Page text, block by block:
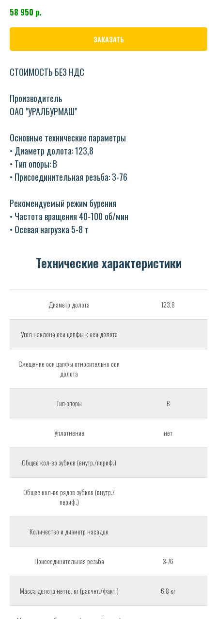
58 950 р.
ЗАКАЗАТЬ
СТОИМОСТЬ БЕЗ НДС
Производитель
ОАО "УРАЛБУРМАШ"
Основные технические параметры
• Диаметр долота: 123,8
• Тип опоры: В
• Присоединительная резьба: З-76
Рекомендуемый режим бурения
• Частота вращения 40-100 об/мин
• Осевая нагрузка 5-8 т
Технические характеристики
Диаметр долота 123,8
Угол наклона оси цапфы к оси долота
Смещение оси цапфы относительно оси
долота
Тип опоры В
Уплотнение нет
Общее кол-во зубков (внутр./периф.)
Общее кол-во рядов зубков (внутр./
периф.)
Количество и диаметр насадок
Присоединительная резьба З-76
Масса долота нетто, кг (расчет./факт.) 6,8 кг